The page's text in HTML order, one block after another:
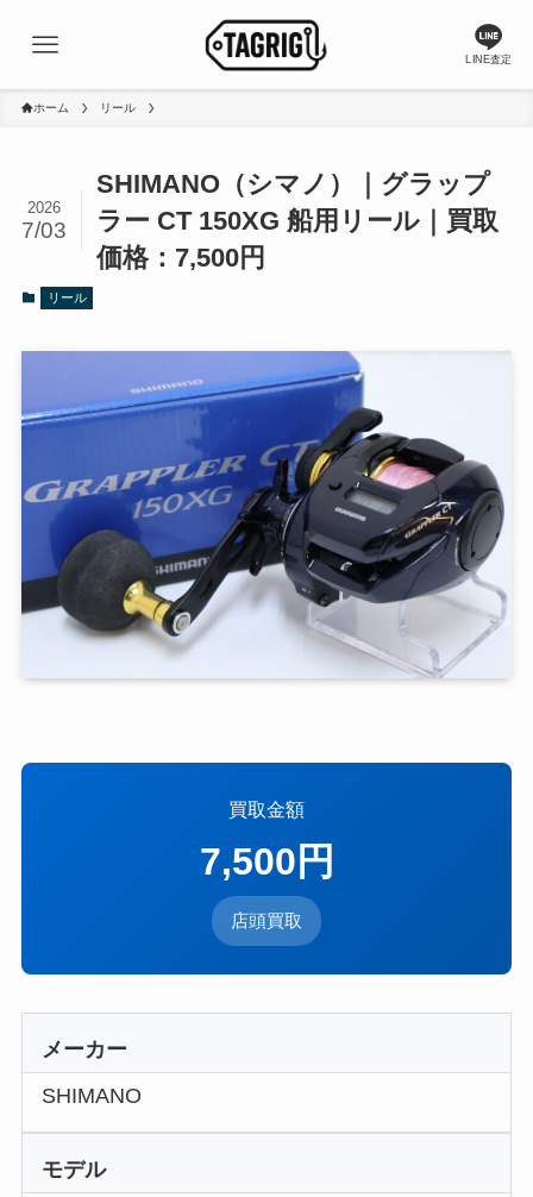
LINE査定
ホーム リール
SHIMANO（シマノ）｜グラップ
ラー CT 150XG 船用リール｜買取
価格：7,500円
2026
7/03
リール
買取金額
7,500円
店頭買取
メーカー
SHIMANO
モデル